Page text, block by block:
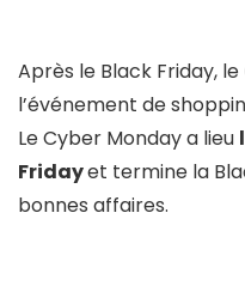
Après le Black Friday, le
l’événement de
Le Cyber Monday a lieu
Fridayet termine la
bonnes affaires.